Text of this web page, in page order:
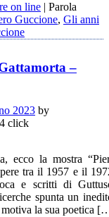
ecco la mostra
tra il 1957 e il
e scritti di
spunta un
motiva la sua poetica
on line | Parola
Guccione, Gli anni
–
2023 by
click